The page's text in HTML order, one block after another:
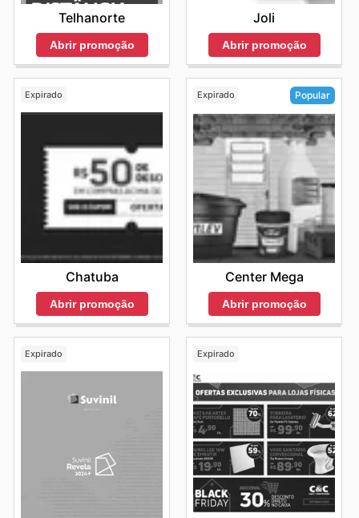
Telhanorte
Abrir promoção
Joli
Abrir promoção
Expirado
Chatuba
Abrir promoção
Expirado Popular
Center Mega
Abrir promoção
Expirado Expirado